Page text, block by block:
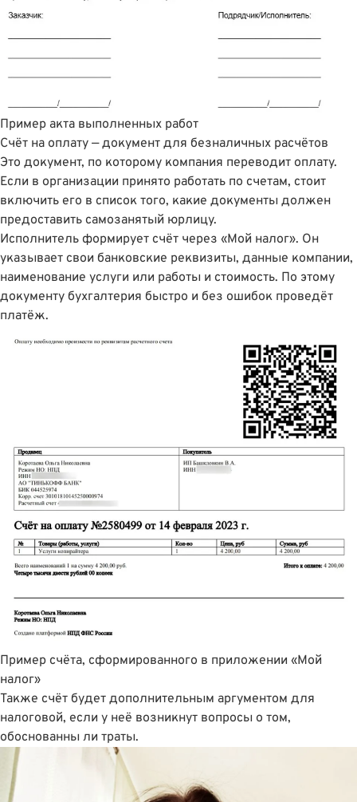
Пример акта выполненных работ
Счëт на оплату — документ для безналичных расчётов
Это документ, по которому компания переводит оплату.
Если в организации принято работать по счетам, стоит
включить его в список того, какие документы должен
предоставить самозанятый юрлицу.
Исполнитель формирует счёт через «Мой налог». Он
указывает свои банковские реквизиты, данные компании,
наименование услуги или работы и стоимость. По этому
документу бухгалтерия быстро и без ошибок проведёт
платёж.
Пример счëта, сформированного в приложении «Мой
налог»
Также счёт будет дополнительным аргументом для
налоговой, если у неё возникнут вопросы о том,
обоснованны ли траты.